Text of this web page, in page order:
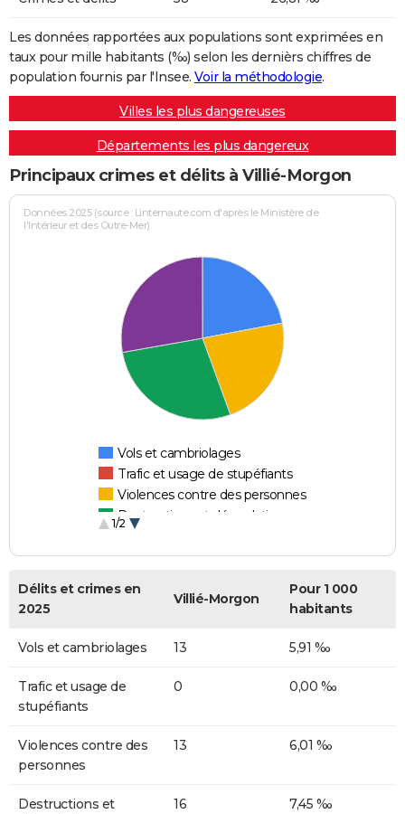
Les données rapportées aux populations sont exprimées en
taux pour mille habitants (‰) selon les dernièrs chiffres de
population fournis par l'Insee. Voir la méthodologie.
Villes les plus dangereuses
Départements les plus dangereux
Principaux crimes et délits à Villié-Morgon
Données 2025 (source : Linternaute.com d'après le Ministère de
l'Intérieur et des Outre-Mer)
Vols et cambriolages
Trafic et usage de stupéfiants
Violences contre des personnes
Destructions et dégradations
1/2
Délits et crimes en
2025
Villié-Morgon
Pour 1 000
habitants
Vols et cambriolages 13 5,91 ‰
Trafic et usage de
stupéfiants
0 0,00 ‰
Violences contre des
personnes
13 6,01 ‰
Destructions et
16 7,45 ‰